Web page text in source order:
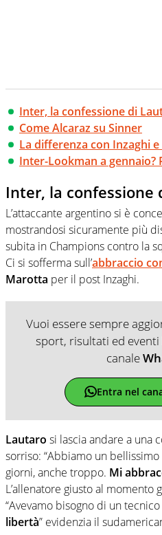
Inter, la confessione di
Come Alcaraz su Sinner
La differenza con Inzaghi
Inter-Lookman a gennaio?
Inter, la confessione
L’attaccante argentino si è
mostrandosi sicuramente più
subita in Champions contro la
Ci si sofferma sull’abbraccio
Marotta per il post Inzaghi.
Vuoi essere sempre
sport, risultati ed
canale
Entra nel
Lautaro si lascia andare a una
sorriso: “Abbiamo un
giorni, anche troppo. Mi
L’allenatore giusto al momento
“Avevamo bisogno di un
libertà” evidenzia il